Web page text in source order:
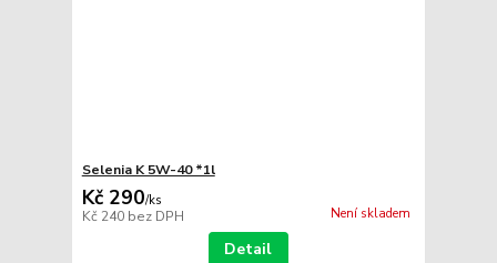
Selenia K 5W-40 *1l
Kč 290/ks
Kč 240 bez DPH Není skladem
Detail